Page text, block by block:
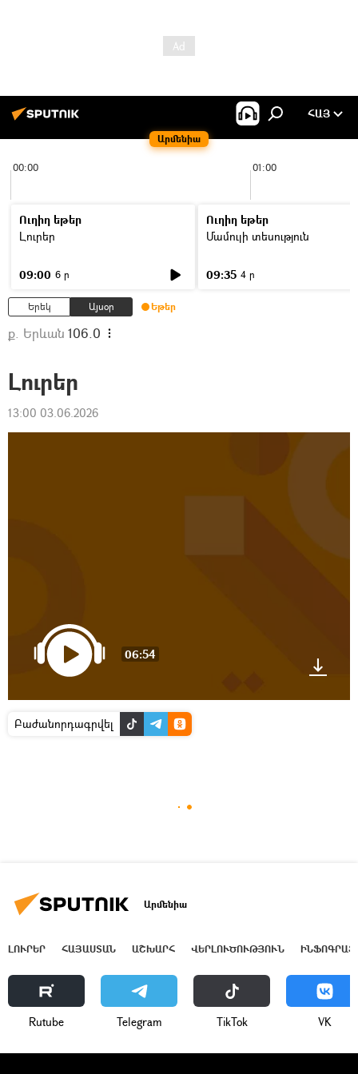
Արմենիա
ՀԱՅ
00:00 01:00
Ուղիղ եթեր
Լուրեր
09:00 6 ր
Ուղիղ եթեր
Մամուլի տեսություն
09:35 4 ր
Երեկ Այսօր Եթեր
ք. Երևան 106.0
Լուրեր
13:00 03.06.2026
06:54
Բաժանորդագրվել
Արմենիա
ԼՈՒՐԵՐ ՀԱՅԱՍՏԱՆ ԱՇԽԱՐՀ ՎԵՐԼՈՒԾՈՒԹՅՈՒՆ
Rutube Telegram ТikТоk VK